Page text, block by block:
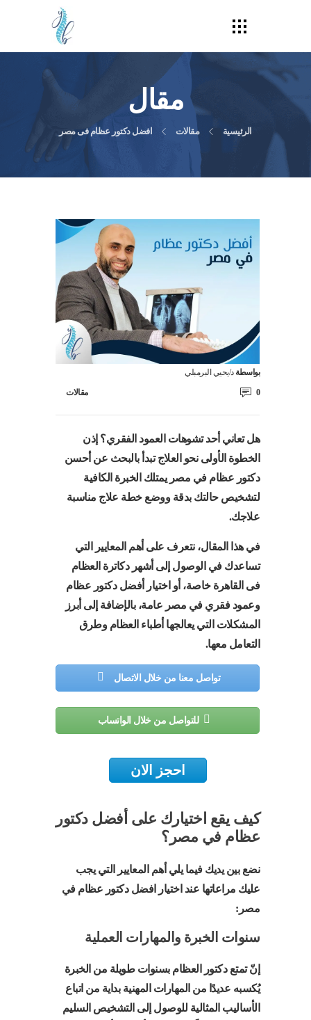
مقال
الرئيسية مقالات افضل دكتور عظام فى مصر
بواسطةد/يحيي البرمبلي
مقالات 0
هل تعاني أحد تشوهات العمود الفقري؟ إذن
الخطوة الأولى نحو العلاج تبدأ بالبحث عن أحسن
دكتور عظام في مصر يمتلك الخبرة الكافية
لتشخيص حالتك بدقة ووضع خطة علاج مناسبة
علاجك.
في هذا المقال، نتعرف على أهم المعايير التي
تساعدك في الوصول إلى أشهر دكاترة العظام
فى القاهرة خاصة، أو اختيار أفضل دكتور عظام
وعمود فقري في مصر عامة، بالإضافة إلى أبرز
المشكلات التي يعالجها أطباء العظام وطرق
التعامل معها.
تواصل معنا من خلال الاتصال
للتواصل من خلال الواتساب
احجز الان
كيف يقع اختيارك على أفضل دكتور
عظام في مصر؟
نضع بين يديك فيما يلي أهم المعايير التي يجب
عليك مراعاتها عند اختيار افضل دكتور عظام في
مصر:
سنوات الخبرة والمهارات العملية
إنّ تمتع دكتور العظام بسنوات طويلة من الخبرة
يُكسبه عديدًا من المهارات المهنية بداية من اتباع
الأساليب المثالية للوصول إلى التشخيص السليم